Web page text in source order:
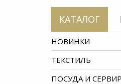
КАТАЛОГ
НОВИНКИ
ТЕКСТИЛЬ
ПОСУДА И